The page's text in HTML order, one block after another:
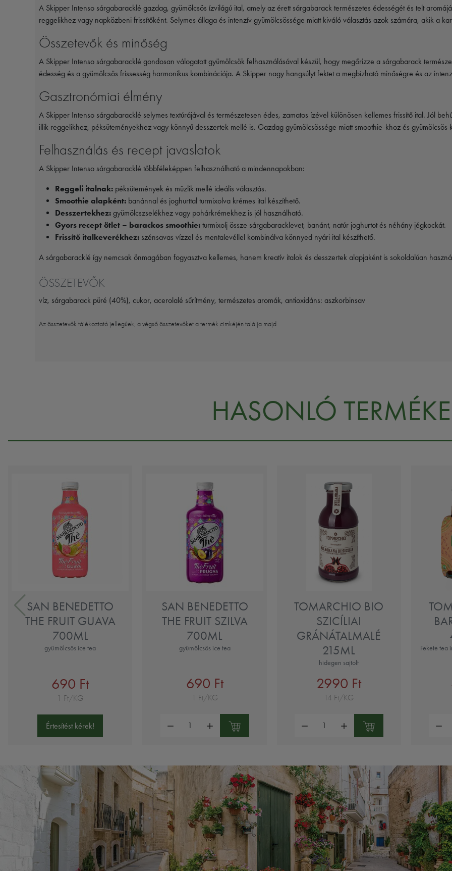
A Skipper Intenso sárgabaracklé gazdag, gyümölcsös ízvilágú ital, amely az érett sárgabarack természetes édességét és telt
reggelikhez vagy napközbeni frissítőként. Selymes állaga és intenzív gyümölcsössége miatt kiváló választás azok számára, akik a
Összetevők és minőség
A Skipper Intenso sárgabaracklé gondosan válogatott gyümölcsök felhasználásával készül, hogy megőrizze a sárgabarack
édesség és a gyümölcsös frissesség harmonikus kombinációja. A Skipper nagy hangsúlyt fektet a megbízható minőségre és az
Gasztronómiai élmény
A Skipper Intenso sárgabaracklé selymes textúrájával és természetesen édes, zamatos ízével különösen kellemes frissítő ital. Jól
illik reggelikhez, péksüteményekhez vagy könnyű desszertek mellé is. Gazdag gyümölcsössége miatt smoothie-khoz és
Felhasználás és recept javaslatok
A Skipper Intenso sárgabaracklé többféleképpen felhasználható a mindennapokban:
Reggeli italnak: péksütemények és müzlik mellé ideális választás.
Smoothie alapként: banánnal és joghurttal turmixolva krémes ital készíthető.
Desszertekhez: gyümölcszselékhez vagy pohárkrémekhez is jól használható.
Gyors recept ötlet – barackos smoothie: turmixolj össze sárgabaracklevet, banánt, natúr joghurtot és néhány jégkockát.
Frissítő italkeverékhez: szénsavas vízzel és mentalevéllel kombinálva könnyed nyári ital készíthető.
A sárgabaracklé így nemcsak önmagában fogyasztva kellemes, hanem kreatív italok és desszertek alapjaként is sokoldalúan
ÖSSZETEVŐK
víz, sárgabarack püré (40%), cukor, acerolalé sűrítmény, természetes aromák, antioxidáns: aszkorbinsav
Az összetevők tájékoztató jellegűek, a végső összetevőket a termék cimkéjén találja majd
HASONLÓ
SAN BENEDETTO
THE FRUIT GUAVA
700ML
gyümölcsös ice tea
690 Ft
1 Ft/KG
Értesítést kérek!
SAN BENEDETTO
THE FRUIT SZILVA
700ML
gyümölcsös ice tea
690 Ft
1 Ft/KG
TOMARCHIO BIO
SZICÍLIAI
GRÁNÁTALMALÉ
215ML
hidegen sajtolt
2990 Ft
14 Ft/KG
Fekete tea